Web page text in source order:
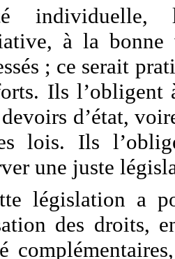
individuelle,
à la
; ce serait
Ils l’obligent
d’état,
lois. Ils
une juste
législation a
des droits,